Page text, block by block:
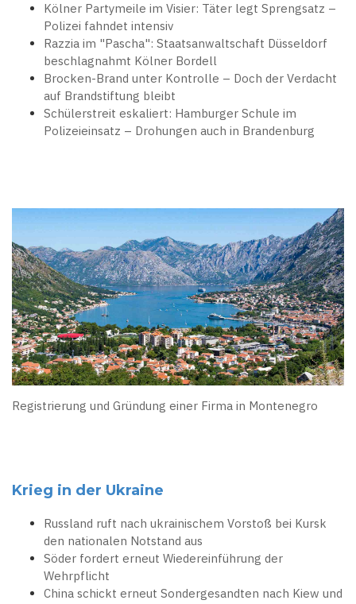
Kölner Partymeile im Visier: Täter legt Sprengsatz –
Polizei fahndet intensiv
Razzia im "Pascha": Staatsanwaltschaft Düsseldorf
beschlagnahmt Kölner Bordell
Brocken-Brand unter Kontrolle – Doch der Verdacht
auf Brandstiftung bleibt
Schülerstreit eskaliert: Hamburger Schule im
Polizeieinsatz – Drohungen auch in Brandenburg
Registrierung und Gründung einer Firma in Montenegro
Krieg in der Ukraine
Russland ruft nach ukrainischem Vorstoß bei Kursk
den nationalen Notstand aus
Söder fordert erneut Wiedereinführung der
Wehrpflicht
China schickt erneut Sondergesandten nach Kiew und